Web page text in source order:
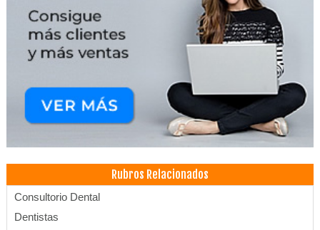
Rubros Relacionados
Consultorio Dental
Dentistas